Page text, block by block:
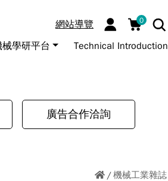
網站導覽 0
械學研平台 Technical Introduction
廣告合作洽詢
機械工業雜誌